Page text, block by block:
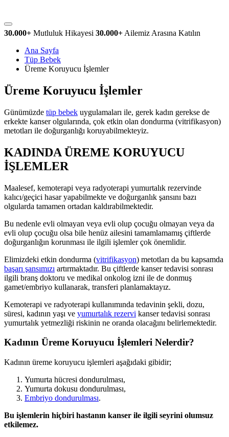
30.000+ Mutluluk Hikayesi 30.000+ Ailemiz Arasına Katılın
Ana Sayfa
Tüp Bebek
Üreme Koruyucu İşlemler
Üreme Koruyucu İşlemler
Günümüzde tüp bebek uygulamaları ile, gerek kadın gerekse de
erkekte kanser olgularında, çok etkin olan dondurma (vitrifikasyon)
metotları ile doğurganlığı koruyabilmekteyiz.
KADINDA ÜREME KORUYUCU
İŞLEMLER
Maalesef, kemoterapi veya radyoterapi yumurtalık rezervinde
kalıcı/geçici hasar yapabilmekte ve doğurganlık şansını bazı
olgularda tamamen ortadan kaldırabilmektedir.
Bu nedenle evli olmayan veya evli olup çocuğu olmayan veya da
evli olup çocuğu olsa bile henüz ailesini tamamlamamış çiftlerde
doğurganlığın korunması ile ilgili işlemler çok önemlidir.
Elimizdeki etkin dondurma (vitrifikasyon) metotları da bu kapsamda
başarı şansımızı artırmaktadır. Bu çiftlerde kanser tedavisi sonrası
ilgili branş doktoru ve medikal onkolog izni ile de donmuş
gamet/embriyo kullanarak, transferi planlamaktayız.
Kemoterapi ve radyoterapi kullanımında tedavinin şekli, dozu,
süresi, kadının yaşı ve yumurtalık rezervi kanser tedavisi sonrası
yumurtalık yetmezliği riskinin ne oranda olacağını belirlemektedir.
Kadının Üreme Koruyucu İşlemleri Nelerdir?
Kadının üreme koruyucu işlemleri aşağıdaki gibidir;
Yumurta hücresi dondurulması,
Yumurta dokusu dondurulması,
Embriyo dondurulması.
Bu işlemlerin hiçbiri hastanın kanser ile ilgili seyrini olumsuz
etkilemez.